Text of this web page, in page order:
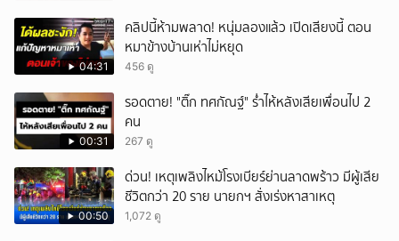
04:31
คลิปนี้ห้ามพลาด! หนุ่มลองแล้ว เปิดเสียงนี้ ตอน
หมาข้างบ้านเห่าไม่หยุด
456 ดู
00:31
รอดตาย! "ติ๊ก ทศกัณฐ์" ร่ำไห้หลังเสียเพื่อนไป 2
คน
267 ดู
00:50
ด่วน! เหตุเพลิงไหม้โรงเบียร์ย่านลาดพร้าว มีผู้เสีย
ชีวิตกว่า 20 ราย นายกฯ สั่งเร่งหาสาเหตุ
1,072 ดู